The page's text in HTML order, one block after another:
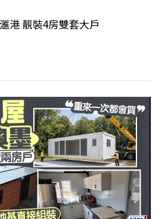
港 靚裝4房雙套大戶